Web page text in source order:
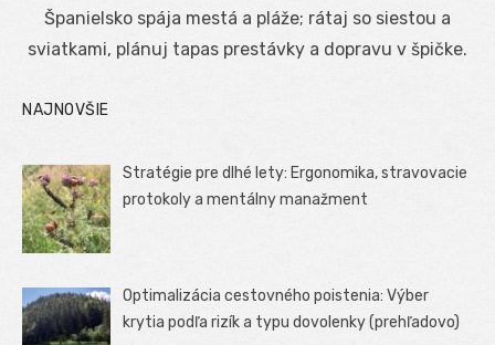
Španielsko spája mestá a pláže; rátaj so siestou a
sviatkami, plánuj tapas prestávky a dopravu v špičke.
NAJNOVŠIE
Stratégie pre dlhé lety: Ergonomika, stravovacie
protokoly a mentálny manažment
Optimalizácia cestovného poistenia: Výber
krytia podľa rizík a typu dovolenky (prehľadovo)